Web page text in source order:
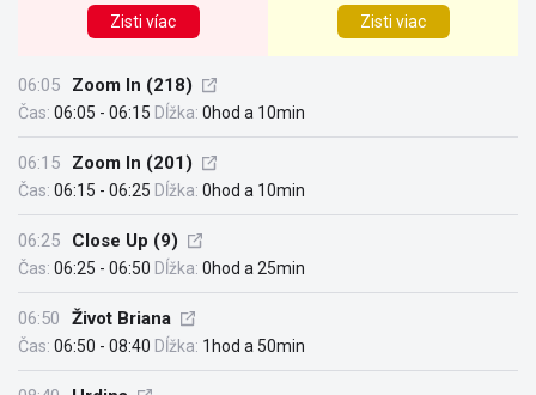
Zisti víac Zisti viac
06:05 Zoom In (218)
Čas: 06:05 - 06:15 Dĺžka: 0hod a 10min
06:15 Zoom In (201)
Čas: 06:15 - 06:25 Dĺžka: 0hod a 10min
06:25 Close Up (9)
Čas: 06:25 - 06:50 Dĺžka: 0hod a 25min
06:50 Život Briana
Čas: 06:50 - 08:40 Dĺžka: 1hod a 50min